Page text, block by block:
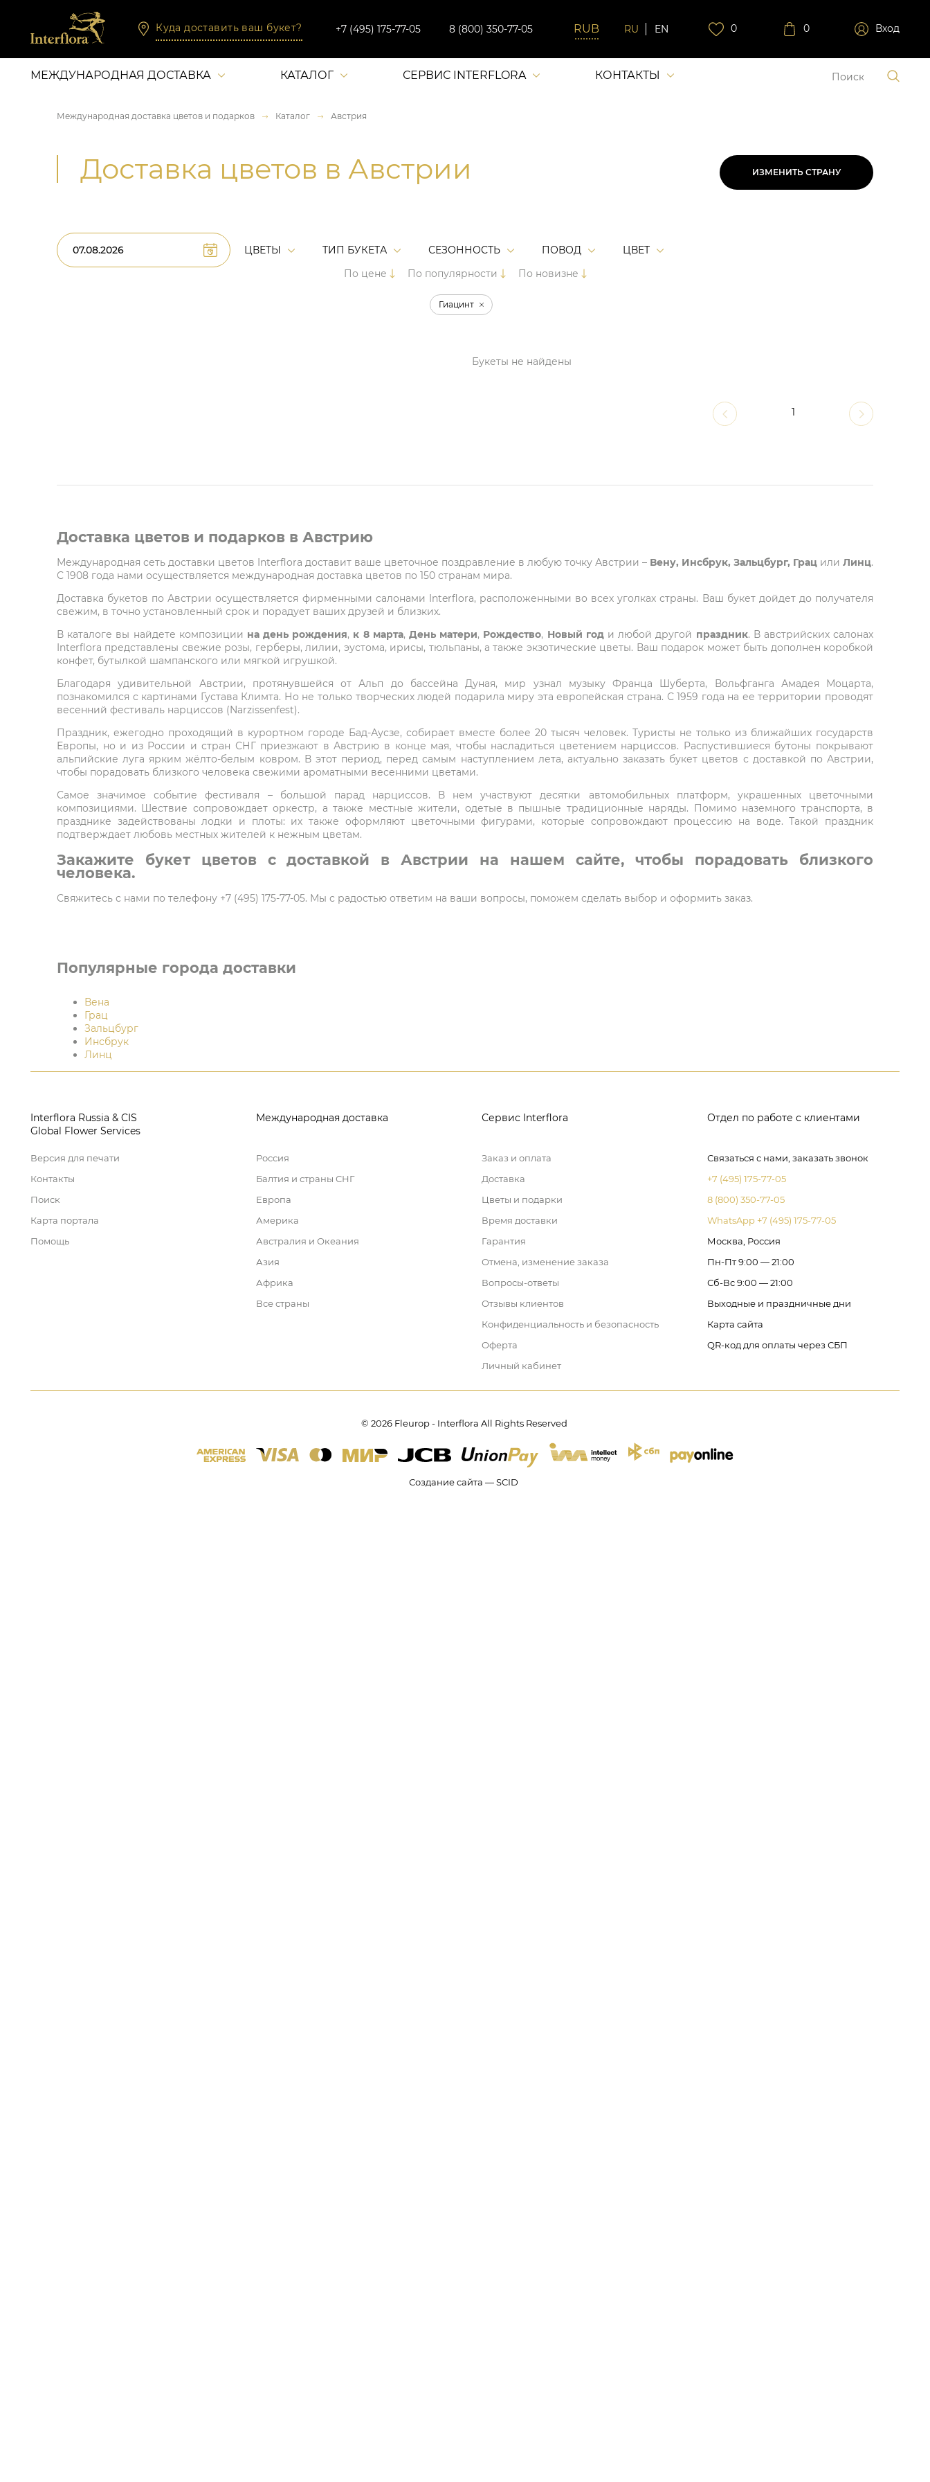
Куда доставить ваш букет? +7 (495) 175-77-05 8 (800) 350-77-05 RU EN 0 0 Вход
МЕЖДУНАРОДНАЯ ДОСТАВКА КАТАЛОГ СЕРВИС INTERFLORA КОНТАКТЫ
Международная доставка цветов и подарков Каталог Австрия
Доставка цветов в Австрии ИЗМЕНИТЬ СТРАНУ
ЦВЕТЫ ТИП БУКЕТА СЕЗОННОСТЬ ПОВОД
ЦВЕТ
По цене
По популярности По новизне
Гиацинт
Букеты не найдены
1
Доставка цветов и подарков в Австрию
Международная сеть доставки цветов Interflora доставит ваше цветочное поздравление в любую точку Австрии – Вену, Инсбрук, Зальцбург, Грац или Линц.
С 1908 года нами осуществляется международная доставка цветов по 150 странам мира.
Доставка букетов по Австрии осуществляется фирменными салонами Interflora, расположенными во всех уголках страны. Ваш букет дойдет до получателя
свежим, в точно установленный срок и порадует ваших друзей и близких.
В каталоге вы найдете композиции на день рождения, к 8 марта,День матери, Рождество, Новый годи любой другой праздник. В австрийских салонах
Interflora представлены свежие розы, герберы, лилии, эустома, ирисы, тюльпаны, а также экзотические цветы. Ваш подарок может быть дополнен коробкой
конфет, бутылкой шампанского или мягкой игрушкой.
Благодаря удивительной Австрии, протянувшейся от Альп до бассейна Дуная, мир узнал музыку Франца Шуберта, Вольфганга Амадея Моцарта,
познакомился с картинами Густава Климта. Но не только творческих людей подарила миру эта европейская страна. С 1959 года на ее территории проводят
весенний фестиваль нарциссов (Narzissenfest).
Праздник, ежегодно проходящий в курортном городе Бад-Аусзе, собирает вместе более 20 тысяч человек. Туристы не только из ближайших государств
Европы, но и из России и стран СНГ приезжают в Австрию в конце мая, чтобы насладиться цветением нарциссов. Распустившиеся бутоны покрывают
альпийские луга ярким жёлто-белым ковром. В этот период, перед самым наступлением лета, актуально заказать букет цветов с доставкой по Австрии,
чтобы порадовать близкого человека свежими ароматными весенними цветами.
Самое значимое событие фестиваля – большой парад нарциссов. В нем участвуют десятки автомобильных платформ, украшенных цветочными
композициями. Шествие сопровождает оркестр, а также местные жители, одетые в пышные традиционные наряды. Помимо наземного транспорта, в
празднике задействованы лодки и плоты: их также оформляют цветочными фигурами, которые сопровождают процессию на воде. Такой праздник
подтверждает любовь местных жителей к нежным цветам.
Закажите букет цветов с доставкой в Австрии на нашем сайте, чтобы порадовать близкого
человека.
Свяжитесь с нами по телефону +7 (495) 175-77-05. Мы с радостью ответим на ваши вопросы, поможем сделать выбор и оформить заказ.
Популярные города доставки
Вена
Грац
Зальцбург
Инсбрук
Линц
Interflora Russia & CIS
Global Flower Services
Версия для печати
Контакты
Поиск
Карта портала
Помощь
Международная доставка
Россия
Балтия и страны СНГ
Европа
Америка
Австралия и Океания
Азия
Африка
Все страны
Сервис Interflora
Заказ и оплата
Доставка
Цветы и подарки
Время доставки
Гарантия
Отмена, изменение заказа
Вопросы-ответы
Отзывы клиентов
Конфиденциальность и безопасность
Оферта
Личный кабинет
Отдел по работе с клиентами
Связаться с нами, заказать звонок
+7 (495) 175-77-05
8 (800) 350-77-05
WhatsApp +7 (495) 175-77-05
Москва, Россия
Пн-Пт 9:00 — 21:00
Сб-Вс 9:00 — 21:00
Выходные и праздничные дни
Карта сайта
QR-код для оплаты через СБП
© 2026 Fleurop - Interflora All Rights Reserved
Создание сайта — SCID